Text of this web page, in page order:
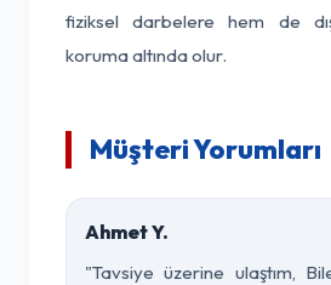
fiziksel darbelere hem de
koruma altında olur.
Müşteri Yorumları
Ahmet Y.
"Tavsiye üzerine ulaştım,